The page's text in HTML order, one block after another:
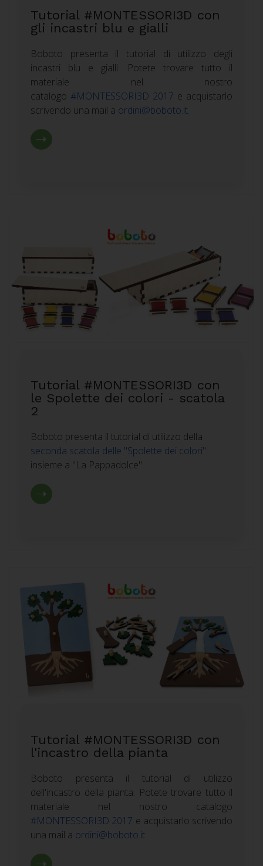
Tutorial #MONTESSORI3D con
gli incastri blu e gialli
Boboto presenta il tutorial di utilizzo degli
incastri blu e gialli. Potete trovare tutto il
materiale nel nostro
catalogo #MONTESSORI3D 2017 e acquistarlo
scrivendo una mail a ordini@boboto.it.
Tutorial #MONTESSORI3D con
le Spolette dei colori - scatola
2
Boboto presenta il tutorial di utilizzo della
seconda scatola delle "Spolette dei colori"
insieme a "La Pappadolce".
Tutorial #MONTESSORI3D con
l'incastro della pianta
Boboto presenta il tutorial di utilizzo
dell'incastro della pianta. Potete trovare tutto il
materiale nel nostro catalogo
#MONTESSORI3D 2017 e acquistarlo scrivendo
una mail a ordini@boboto.it.